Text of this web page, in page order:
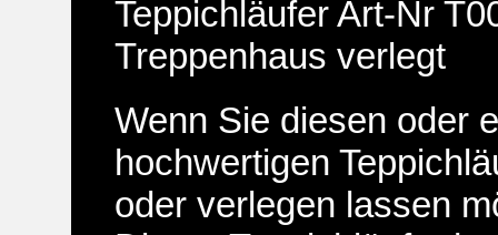
Teppichläufer Art-Nr
Treppenhaus verlegt
Wenn Sie diesen oder
hochwertigen
oder verlegen lassen